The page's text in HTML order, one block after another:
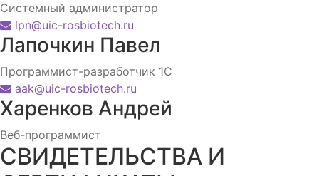
Системный администратор
lpn@uic-rosbiotech.ru
Лапочкин Павел
Программист-разработчик 1С
aak@uic-rosbiotech.ru
Харенков Андрей
Веб-программист
СВИДЕТЕЛЬСТВА И